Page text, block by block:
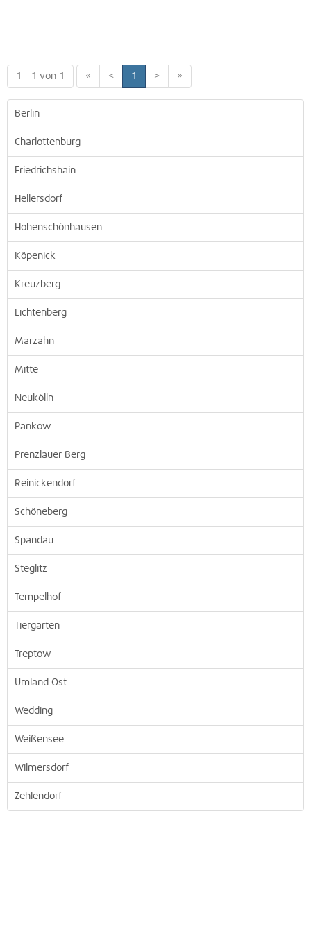
1 - 1 von 1 « < 1 > »
Berlin
Charlottenburg
Friedrichshain
Hellersdorf
Hohenschönhausen
Köpenick
Kreuzberg
Lichtenberg
Marzahn
Mitte
Neukölln
Pankow
Prenzlauer Berg
Reinickendorf
Schöneberg
Spandau
Steglitz
Tempelhof
Tiergarten
Treptow
Umland Ost
Wedding
Weißensee
Wilmersdorf
Zehlendorf